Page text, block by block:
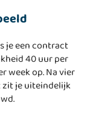
je een contract
40 uur per
week op. Na vier
zit je uiteindelijk